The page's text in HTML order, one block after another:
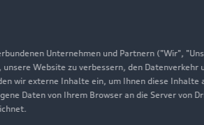
Unternehmen und Partnern ("Wir",
Website zu verbessern, den Datenverkehr
wir externe Inhalte ein, um Ihnen diese Inhalte
Daten von Ihrem Browser an die Server von